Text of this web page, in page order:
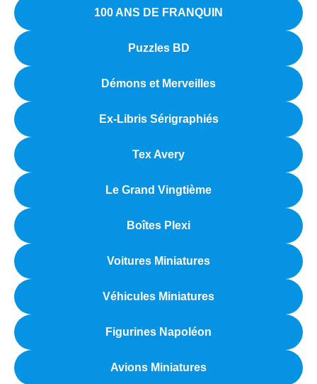
100 ANS DE FRANQUIN
Puzzles BD
Démons et Merveilles
Ex-Libris Sérigraphiés
Tex Avery
Le Grand Vingtième
Boîtes Plexi
Voitures Miniatures
Véhicules Miniatures
Figurines Napoléon
Avions Miniatures